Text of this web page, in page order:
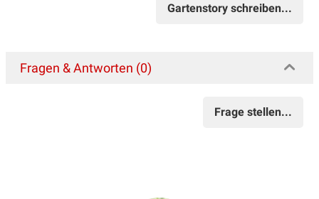
Gartenstory schreiben...
Fragen & Antworten (0)
Frage stellen...